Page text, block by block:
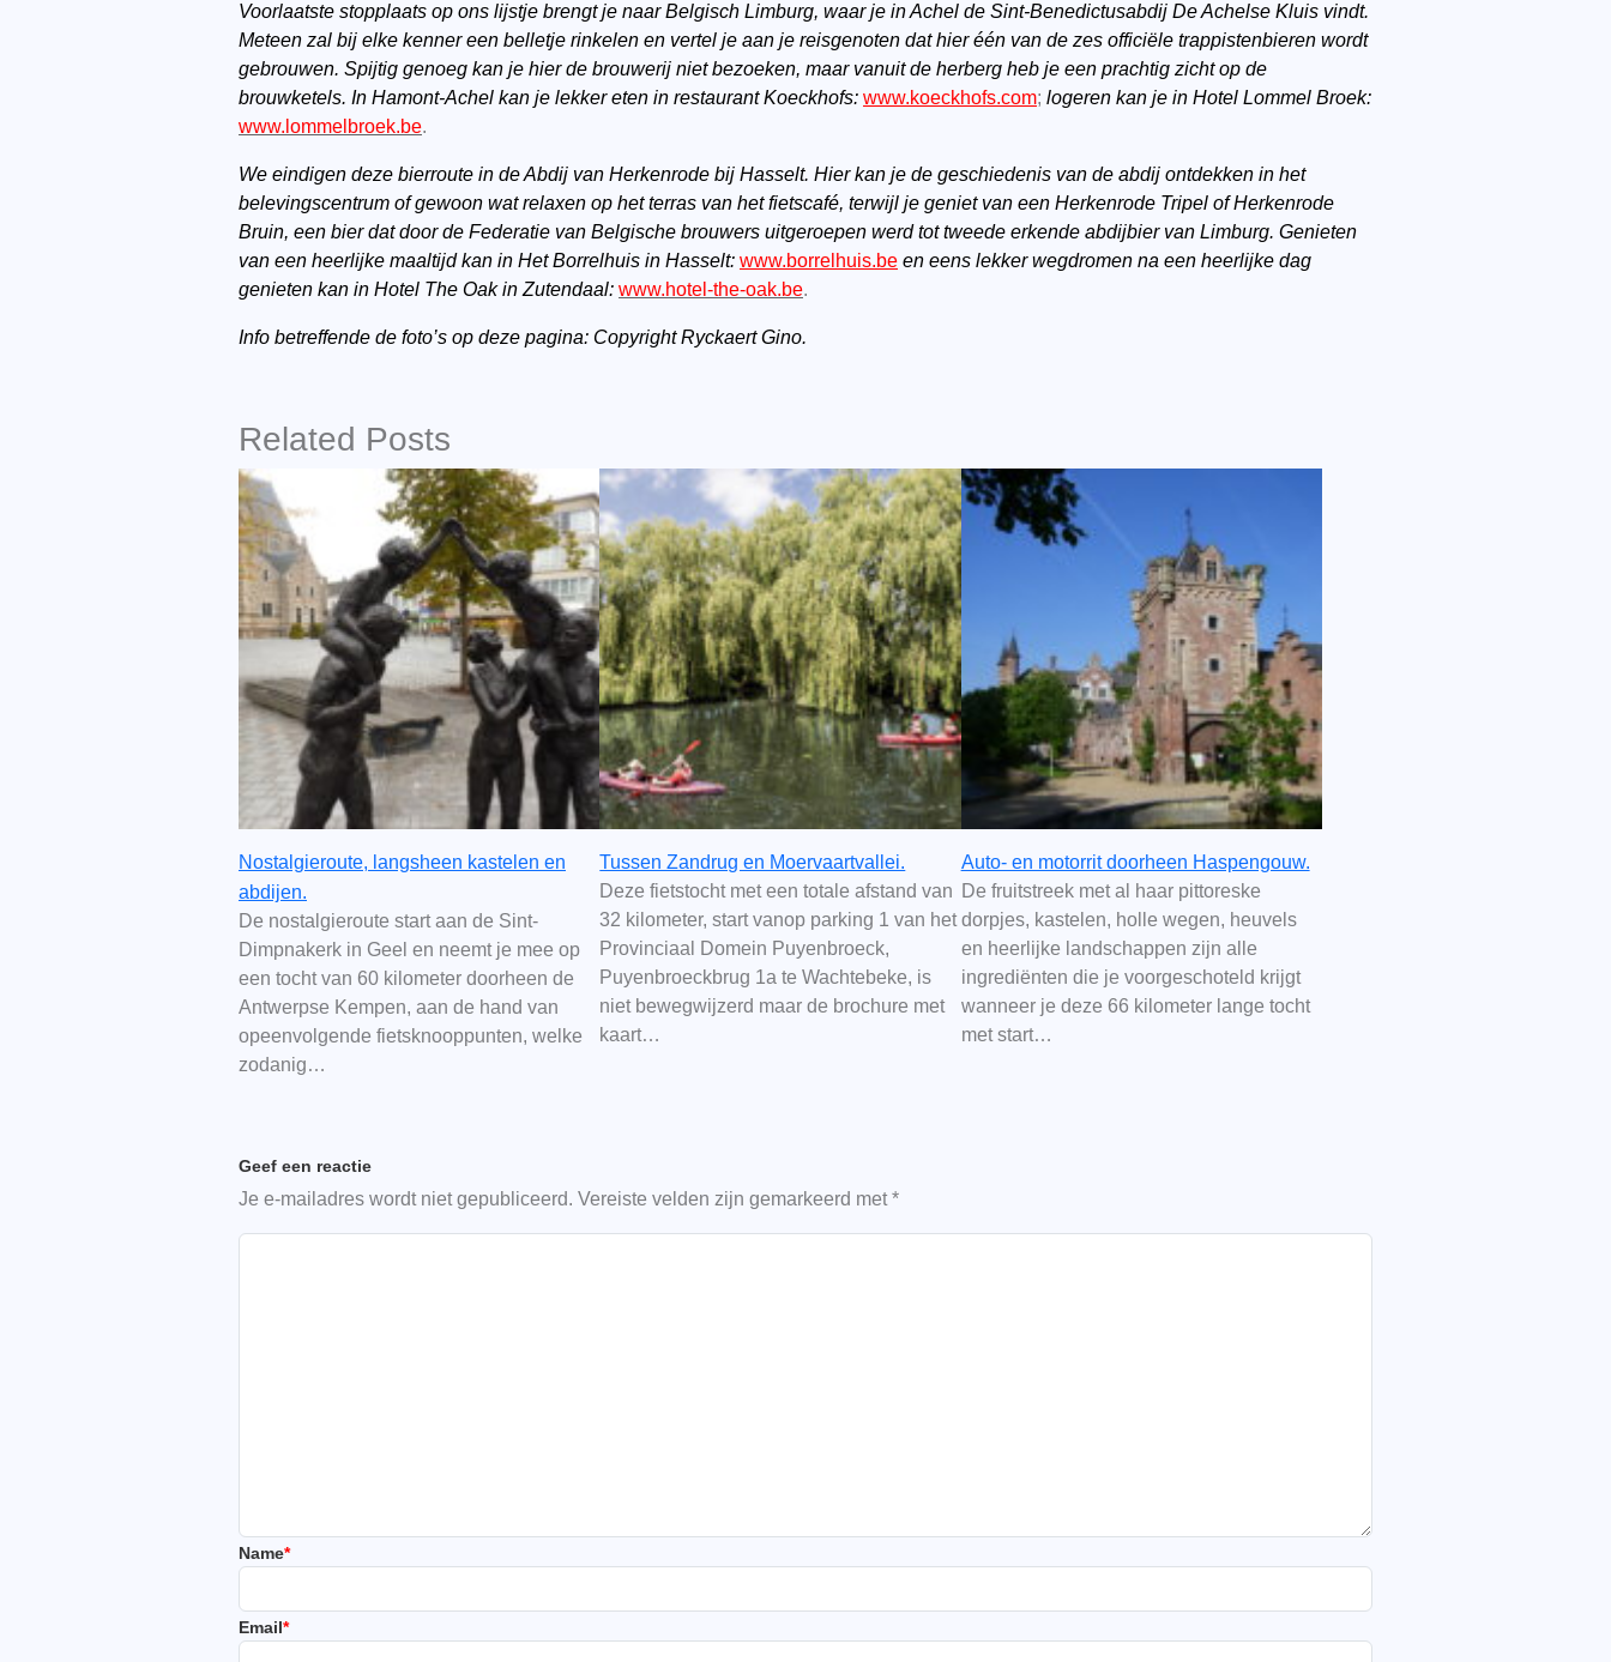
Voorlaatste stopplaats op ons lijstje brengt je naar Belgisch Limburg, waar je in Achel de Sint-Benedictusabdij De Achelse Kluis vindt.
Meteen zal bij elke kenner een belletje rinkelen en vertel je aan je reisgenoten dat hier één van de zes officiële trappistenbieren wordt
gebrouwen. Spijtig genoeg kan je hier de brouwerij niet bezoeken, maar vanuit de herberg heb je een prachtig zicht op de
brouwketels. In Hamont-Achel kan je lekker eten in restaurant Koeckhofs: www.koeckhofs.com; logeren kan je in Hotel Lommel Broek:
www.lommelbroek.be.
We eindigen deze bierroute in de Abdij van Herkenrode bij Hasselt. Hier kan je de geschiedenis van de abdij ontdekken in het
belevingscentrum of gewoon wat relaxen op het terras van het fietscafé, terwijl je geniet van een Herkenrode Tripel of Herkenrode
Bruin, een bier dat door de Federatie van Belgische brouwers uitgeroepen werd tot tweede erkende abdijbier van Limburg. Genieten
van een heerlijke maaltijd kan in Het Borrelhuis in Hasselt: www.borrelhuis.be en eens lekker wegdromen na een heerlijke dag
genieten kan in Hotel The Oak in Zutendaal: www.hotel-the-oak.be.
Info betreffende de foto’s op deze pagina: Copyright Ryckaert Gino.
Related Posts
Nostalgieroute, langsheen kastelen en
abdijen.
De nostalgieroute start aan de Sint-
Dimpnakerk in Geel en neemt je mee op
een tocht van 60 kilometer doorheen de
Antwerpse Kempen, aan de hand van
opeenvolgende fietsknooppunten, welke
zodanig…
Tussen Zandrug en Moervaartvallei.
Deze fietstocht met een totale afstand van
32 kilometer, start vanop parking 1 van het
Provinciaal Domein Puyenbroeck,
Puyenbroeckbrug 1a te Wachtebeke, is
niet bewegwijzerd maar de brochure met
kaart…
Auto- en motorrit doorheen Haspengouw.
De fruitstreek met al haar pittoreske
dorpjes, kastelen, holle wegen, heuvels
en heerlijke landschappen zijn alle
ingrediënten die je voorgeschoteld krijgt
wanneer je deze 66 kilometer lange tocht
met start…
Geef een reactie
Je e-mailadres wordt niet gepubliceerd. Vereiste velden zijn gemarkeerd met*
Name*
Email*